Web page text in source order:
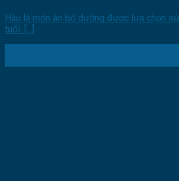
Hàu là món ăn bổ dưỡng được lựa chọn
tuổi. [...]